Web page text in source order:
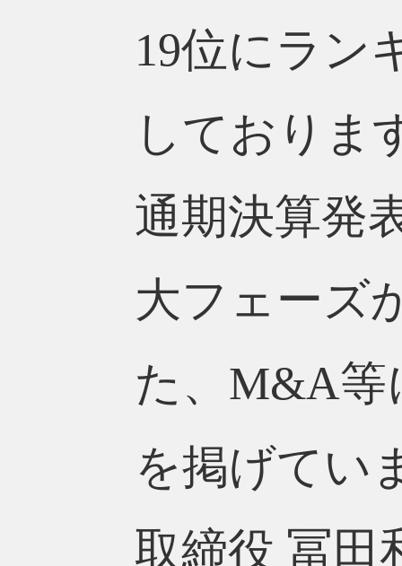
19位にラン
しておりま
通期決算発
大フェーズ
た、M&A等
を掲げてい
取締役 冨田